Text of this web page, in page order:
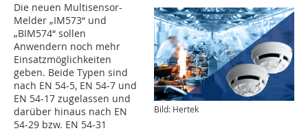
Bild: Hertek
Die neuen Multisensor-
Melder „IM573“ und
„BIM574“ sollen
Anwendern noch mehr
Einsatzmöglichkeiten
geben. Beide Typen sind
nach EN 54-5, EN 54-7 und
EN 54-17 zugelassen und
darüber hinaus nach EN
54-29 bzw. EN 54-31